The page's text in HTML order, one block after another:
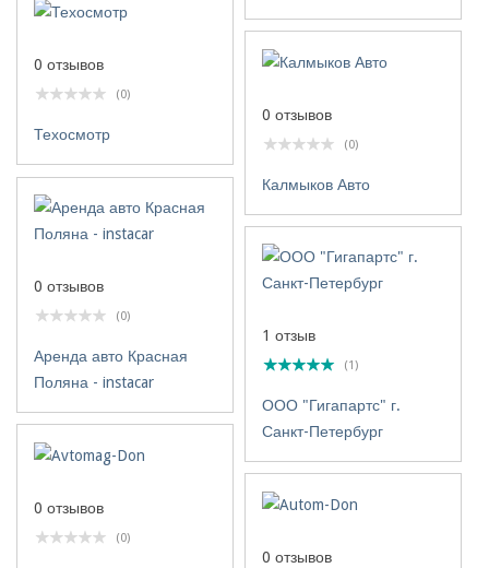
0 отзывов
(0)
Техосмотр
0 отзывов
(0)
Калмыков Авто
0 отзывов
(0)
Аренда авто Красная
Поляна - instacar
1 отзыв
(1)
ООО "Гигапартс" г.
Санкт-Петербург
0 отзывов
(0)
0 отзывов